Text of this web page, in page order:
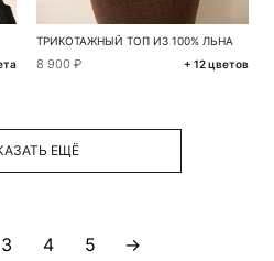
ТРИКОТАЖНЫЙ ТОП ИЗ 100% ЛЬНА
8 900 ₽ + 12 цветов
ЕЩЁ
3 4 5 →